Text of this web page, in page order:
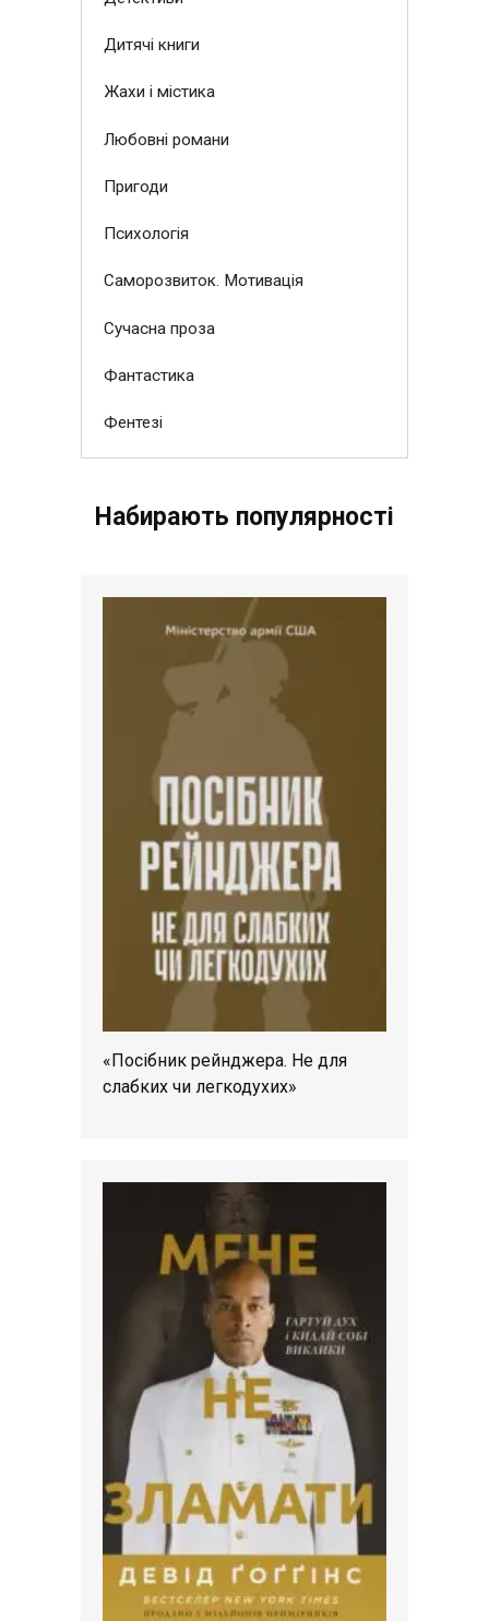
Дитячі книги
Жахи і містика
Любовні романи
Пригоди
Психологія
Саморозвиток. Мотивація
Сучасна проза
Фантастика
Фентезі
Набирають популярності
«Посібник рейнджера. Не для
слабких чи легкодухих»